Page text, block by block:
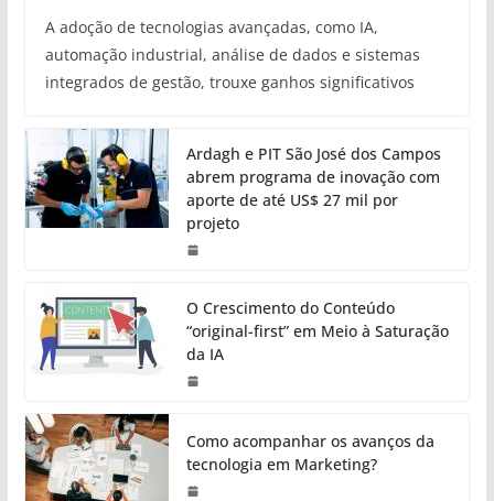
A adoção de tecnologias avançadas, como IA,
automação industrial, análise de dados e sistemas
integrados de gestão, trouxe ganhos significativos
Ardagh e PIT São José dos Campos
abrem programa de inovação com
aporte de até US$ 27 mil por
projeto
O Crescimento do Conteúdo
“original-first” em Meio à Saturação
da IA
Como acompanhar os avanços da
tecnologia em Marketing?